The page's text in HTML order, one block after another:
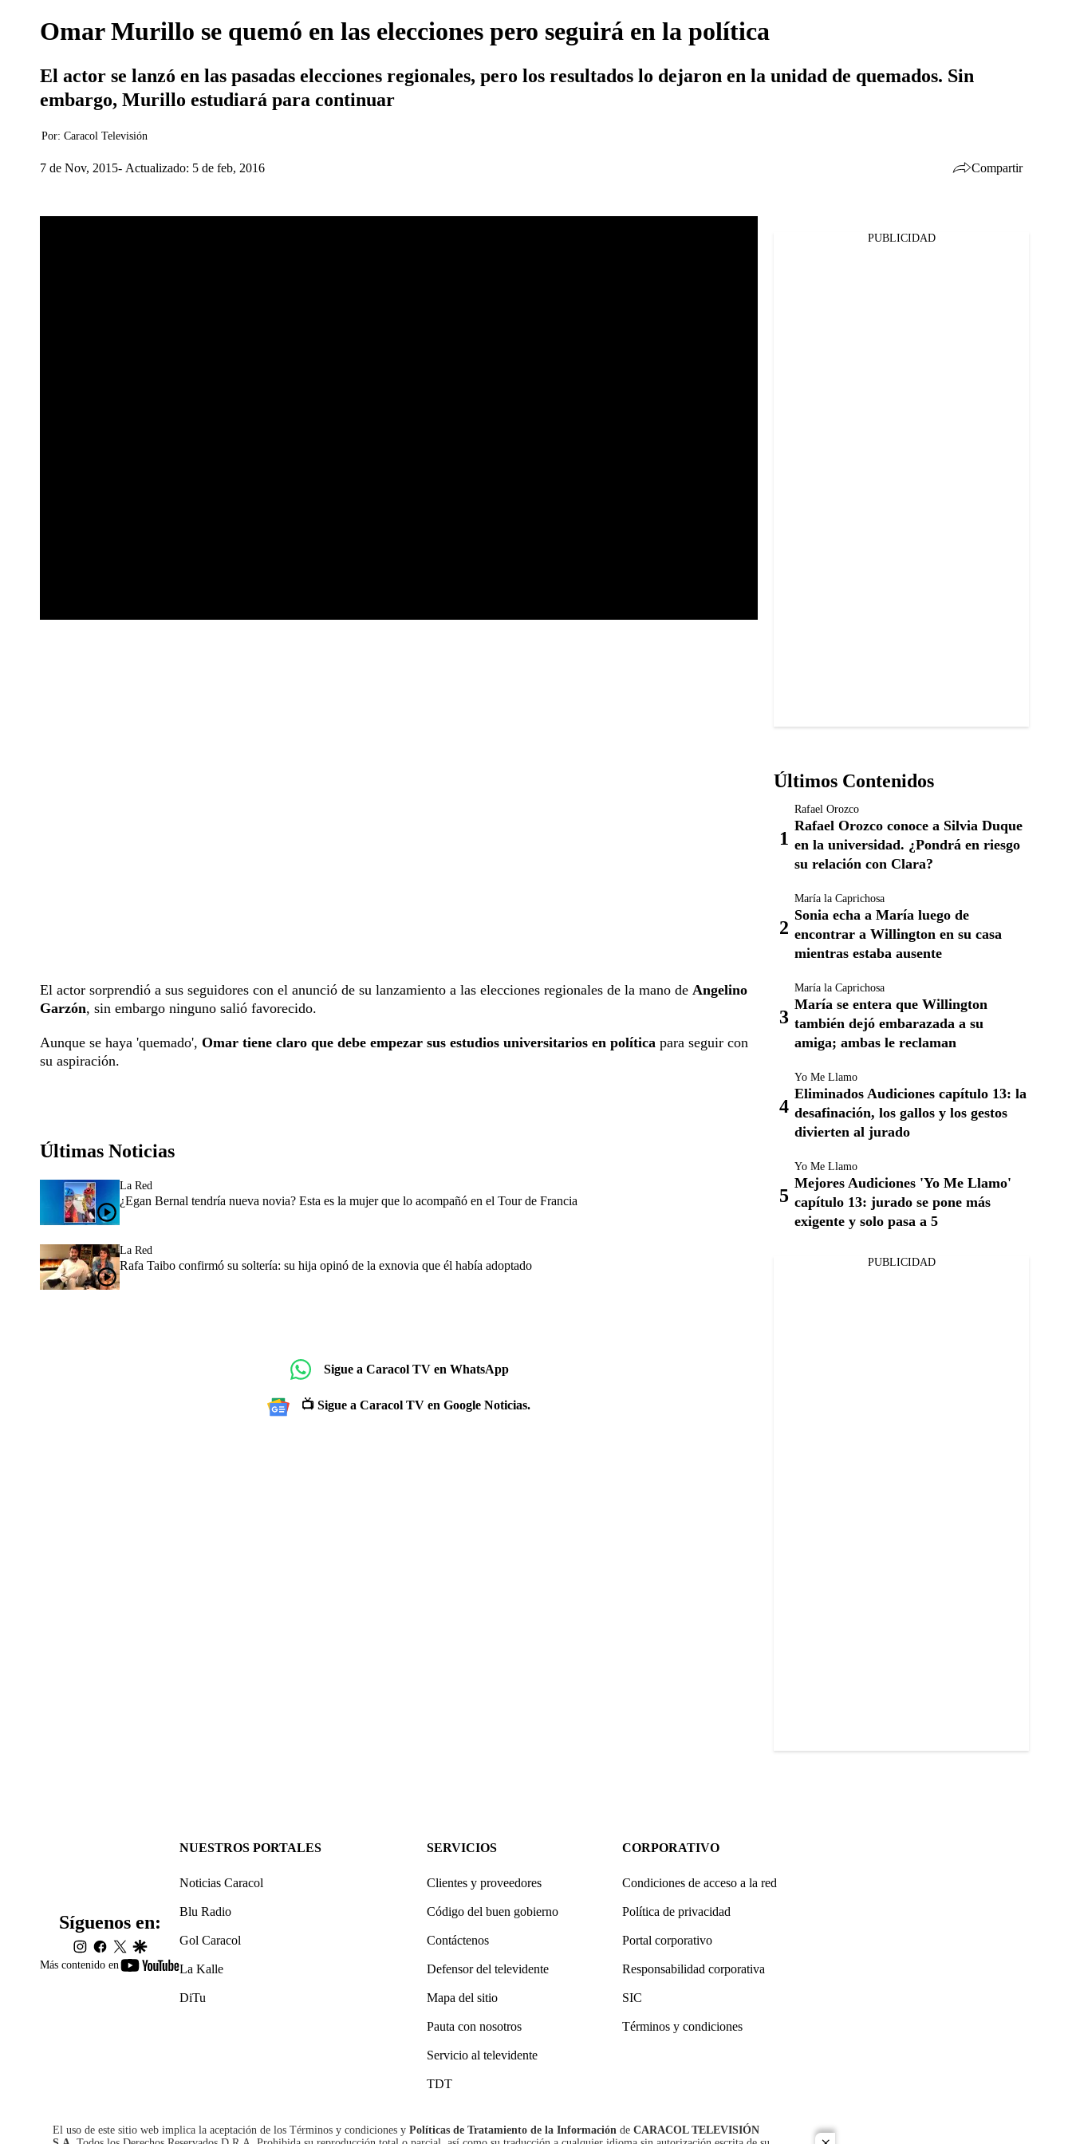
Omar Murillo se quemó en las elecciones pero seguirá en la política
El actor se lanzó en las pasadas elecciones regionales, pero los resultados lo dejaron en la unidad de quemados. Sin
embargo, Murillo estudiará para continuar
Por: Caracol Televisión
7 de Nov, 2015 Actualizado: 5 de feb, 2016 Compartir
El actor sorprendió a sus seguidores con el anunció de su lanzamiento a las elecciones regionales de la mano de Angelino
Garzón, sin embargo ninguno salió favorecido.
Aunque se haya 'quemado', Omar tiene claro que debe empezar sus estudios universitarios en política para seguir con
su aspiración.
Últimas Noticias
La Red
¿Egan Bernal tendría nueva novia? Esta es la mujer que lo acompañó en el Tour de Francia
La Red
Rafa Taibo confirmó su soltería: su hija opinó de la exnovia que él había adoptado
Sigue a Caracol TV en WhatsApp
📺 Sigue a Caracol TV en Google Noticias.
PUBLICIDAD
Últimos Contenidos
Rafael Orozco
Rafael Orozco conoce a Silvia Duque
en la universidad. ¿Pondrá en riesgo
su relación con Clara?
María la Caprichosa
Sonia echa a María luego de
encontrar a Willington en su casa
mientras estaba ausente
María la Caprichosa
María se entera que Willington
también dejó embarazada a su
amiga; ambas le reclaman
Yo Me Llamo
Eliminados Audiciones capítulo 13: la
desafinación, los gallos y los gestos
divierten al jurado
Yo Me Llamo
Mejores Audiciones 'Yo Me Llamo'
capítulo 13: jurado se pone más
exigente y solo pasa a 5
PUBLICIDAD
Más contenido en
youtube-
Síguenos en:
instagram
facebook
twittergoogle
NUESTROS PORTALES
Noticias Caracol
Blu Radio
Gol Caracol
La Kalle
DiTu
SERVICIOS
Clientes y proveedores
Código del buen gobierno
Contáctenos
Defensor del televidente
Mapa del sitio
Pauta con nosotros
Servicio al televidente
TDT
CORPORATIVO
Condiciones de acceso a la red
Política de privacidad
Portal corporativo
Responsabilidad corporativa
SIC
Términos y condiciones
El uso de este sitio web implica la aceptación de los Términos y condiciones y Políticas de Tratamiento de la Información de CARACOL TELEVISIÓN